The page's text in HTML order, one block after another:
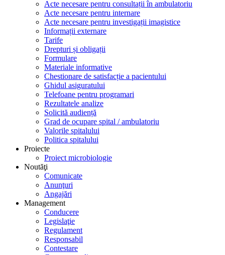
Acte necesare pentru consultații în ambulatoriu
Acte necesare pentru internare
Acte necesare pentru investigații imagistice
Informații externare
Tarife
Drepturi și obligații
Formulare
Materiale informative
Chestionare de satisfacție a pacientului
Ghidul asiguratului
Telefoane pentru programari
Rezultatele analize
Solicită audiență
Grad de ocupare spital / ambulatoriu
Valorile spitalului
Politica spitalului
Proiecte
Proiect microbiologie
Noutăţi
Comunicate
Anunţuri
Angajări
Management
Conducere
Legislaţie
Regulament
Responsabil
Contestare